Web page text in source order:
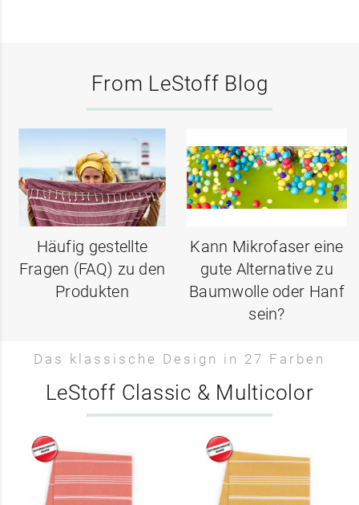
From LeStoff Blog
Häufig gestellte
Fragen (FAQ) zu den
Produkten
Kann Mikrofaser eine
gute Alternative zu
Baumwolle oder Hanf
sein?
Das klassische Design in 27 Farben
LeStoff Classic & Multicolor